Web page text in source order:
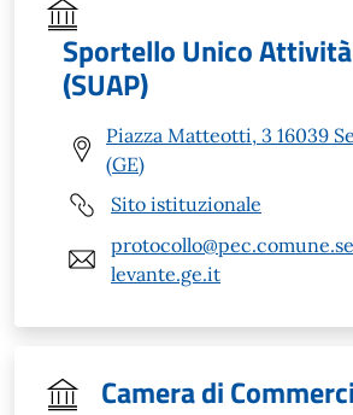
Sportello Unico
(SUAP)
Piazza Matteotti, 3 16039
(GE)
Sito istituzionale
levante.ge.it
Camera di